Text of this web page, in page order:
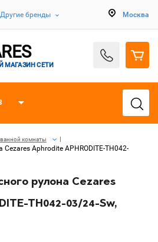
Другие бренды Москва
МАГАЗИН СЕТИ
комнаты
Aphrodite APHRODITE-TH042-
рулона Cezares
TH042-03/24-Sw,